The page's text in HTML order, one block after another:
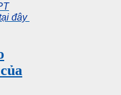
đây